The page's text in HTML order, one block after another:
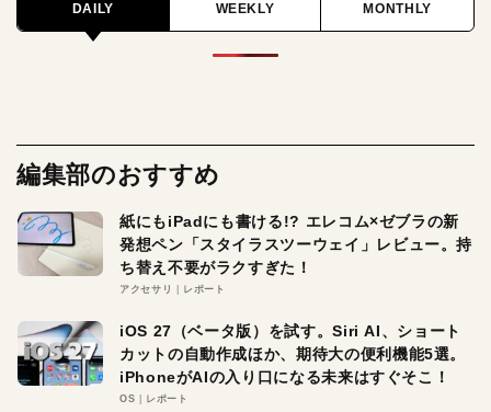
DAILY WEEKLY MONTHLY
編集部のおすすめ
紙にもiPadにも書ける!? エレコム×ゼブラの新
発想ペン「スタイラスツーウェイ」レビュー。持
ち替え不要がラクすぎた！
アクセサリ レポート
iOS 27（ベータ版）を試す。Siri AI、ショート
カットの自動作成ほか、期待大の便利機能5選。
iPhoneがAIの入り口になる未来はすぐそこ！
OS レポート